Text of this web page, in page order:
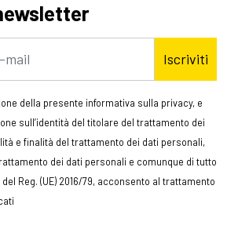
Iscriviti
della presente informativa sulla privacy, e
sull’identità del titolare del trattamento dei
e finalità del trattamento dei dati personali,
dei dati personali e comunque di tutto
Reg. (UE) 2016/79, acconsento al trattamento